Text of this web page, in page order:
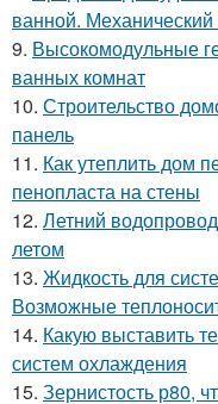
ванной. Механический
9. Высокомодульные
ванных комнат
10. Строительство
панель
11. Как утеплить дом
пенопласта на стены
12. Летний
летом
13. Жидкость для
Возможные
14. Какую выставить
систем охлаждения
15. Зернистость р80,